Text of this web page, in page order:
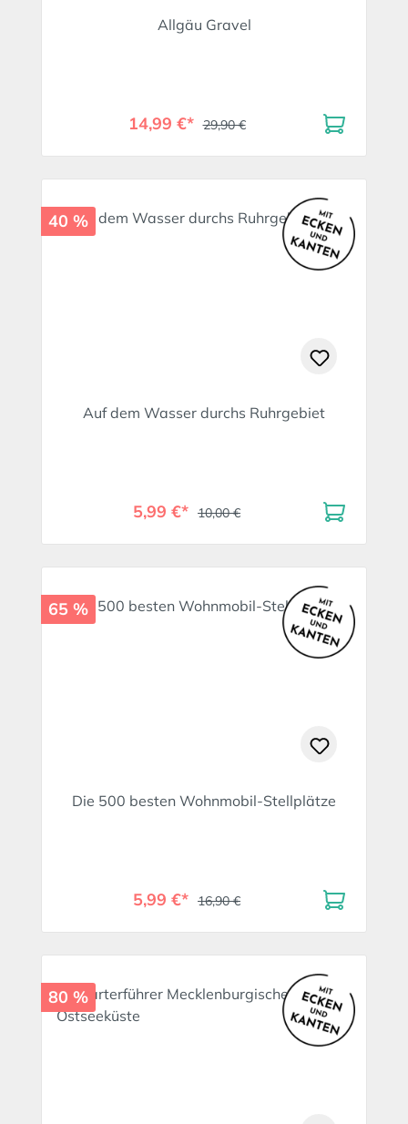
Allgäu Gravel
14,99 €* 29,90 €
40 %
Auf dem Wasser durchs Ruhrgebiet
5,99 €* 10,00 €
65 %
Die 500 besten Wohnmobil-Stellplätze
5,99 €* 16,90 €
80 %